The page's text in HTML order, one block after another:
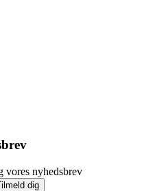
vores nyhedsbrev
dig